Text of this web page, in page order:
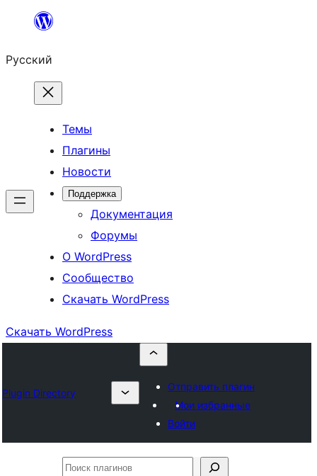
Перейти
содержимому
Русский
Темы
Плагины
Новости
Поддержка
Документация
Форумы
О WordPress
Сообщество
Скачать WordPress
Скачать WordPress
Plugin Directory
Отправить плагин
Мои избранные
Войти
Поиск